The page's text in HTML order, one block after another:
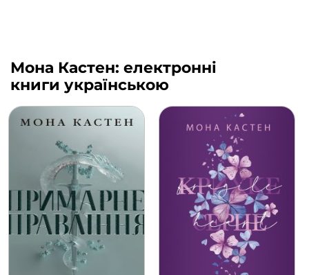
Мона Кастен: електронні
книги українською